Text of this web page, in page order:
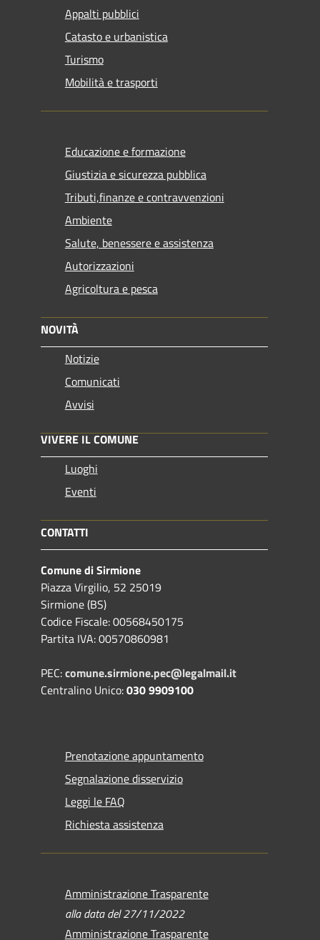
Appalti pubblici
Catasto e urbanistica
Turismo
Mobilità e trasporti
Educazione e formazione
Giustizia e sicurezza pubblica
Tributi,finanze e contravvenzioni
Ambiente
Salute, benessere e assistenza
Autorizzazioni
Agricoltura e pesca
NOVITÀ
Notizie
Comunicati
Avvisi
VIVERE IL COMUNE
Luoghi
Eventi
CONTATTI
Comune di Sirmione
Piazza Virgilio, 52 25019
Sirmione (BS)
Codice Fiscale: 00568450175
Partita IVA: 00570860981
PEC:comune.sirmione.pec@legalmail.it
Centralino Unico:030 9909100
Prenotazione appuntamento
Segnalazione disservizio
Leggi le FAQ
Richiesta assistenza
Amministrazione Trasparente
alla data del 27/11/2022
Amministrazione Trasparente